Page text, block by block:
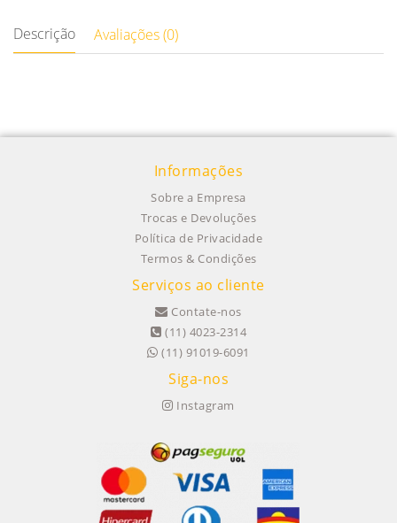
Descrição Avaliações (0)
Informações
Sobre a Empresa
Trocas e Devoluções
Política de Privacidade
Termos & Condições
Serviços ao cliente
Contate-nos
(11) 4023-2314
(11) 91019-6091
Siga-nos
Instagram